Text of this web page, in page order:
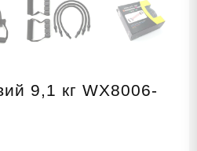
9,1 кг WX8006-